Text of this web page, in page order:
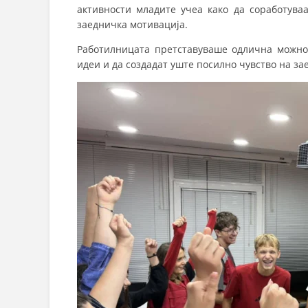
активности младите учеа како да
заедничка мотивација.
Работилницата претставуваше одлична
идеи и да создадат уште посилно чувство на